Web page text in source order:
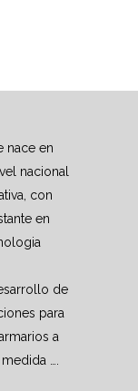
nace en
nacional
con
en
de
para
a
….